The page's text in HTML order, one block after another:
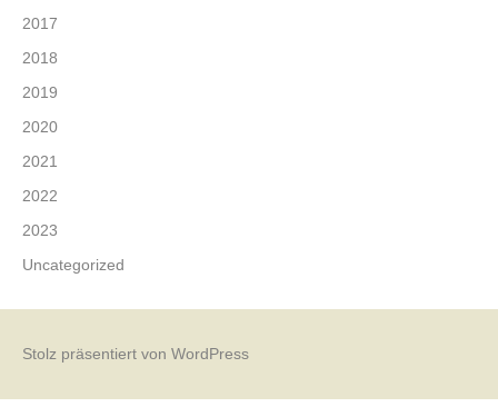
2017
2018
2019
2020
2021
2022
2023
Uncategorized
Stolz präsentiert von WordPress